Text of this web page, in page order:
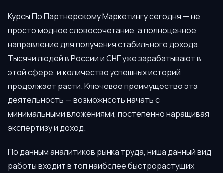
Курсы По Партнерскому Маркетингу сегодня — не
просто модное словосочетание, а полноценное
направление для получения стабильного дохода.
Тысячи людей в России и СНГ уже зарабатывают в
этой сфере, и количество успешных историй
продолжает расти. Ключевое преимущество эта
деятельность — возможность начать с
минимальными вложениями, постепенно наращивая
экспертизу и доход.
По данным аналитиков рынка труда, ниша данный вид
работы входит в топ наиболее быстрорастущих